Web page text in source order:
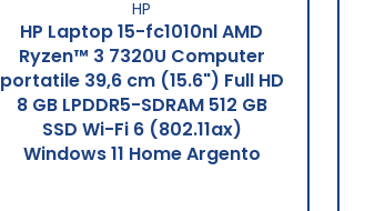
HP
HP Laptop 15-fc1010nl AMD
Ryzen™ 3 7320U Computer
portatile 39,6 cm (15.6") Full HD
8 GB LPDDR5-SDRAM 512 GB
SSD Wi-Fi 6 (802.11ax)
Windows 11 Home Argento